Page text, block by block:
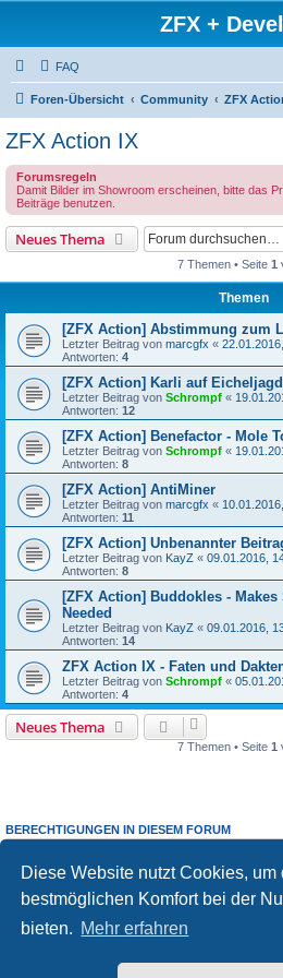
Diese Website nutzt Cookies, um
bestmöglichen Komfort bei der
bieten. Mehr erfahren
ZFX +
FAQ
Foren-Übersicht Community ZFX
ZFX Action IX
Forumsregeln
Damit Bilder im Showroom erscheinen, bitte das
Beiträge benutzen.
Neues Thema
7 Themen • Seite 1
Themen
[ZFX Action] Abstimmung zum
Letzter Beitrag von marcgfx «
Antworten: 4
[ZFX Action] Karli auf Eicheljagd
Letzter Beitrag von Schrompf «
Antworten: 12
[ZFX Action] Benefactor - Mole
Letzter Beitrag von Schrompf «
Antworten: 8
[ZFX Action] AntiMiner
Letzter Beitrag von marcgfx «
Antworten: 11
[ZFX Action] Unbenannter
Letzter Beitrag von KayZ « 09.01.2016,
Antworten: 8
[ZFX Action] Buddokles - Makes
Needed
Letzter Beitrag von KayZ « 09.01.2016,
Antworten: 14
ZFX Action IX - Faten und
Letzter Beitrag von Schrompf «
Antworten: 4
Neues Thema
7 Themen • Seite 1
BERECHTIGUNGEN IN DIESEM FORUM
Du darfst
keine Antworten zu Themen in diesem
Du darfst deine Beiträge in diesem Forumnicht
Du darfst deine Beiträge in diesem Forum nicht
keine